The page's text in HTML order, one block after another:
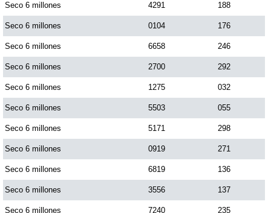
Seco 6 millones 4291 188
Seco 6 millones 0104 176
Seco 6 millones 6658 246
Seco 6 millones 2700 292
Seco 6 millones 1275 032
Seco 6 millones 5503 055
Seco 6 millones 5171 298
Seco 6 millones 0919 271
Seco 6 millones 6819 136
Seco 6 millones 3556 137
Seco 6 millones 7240 235